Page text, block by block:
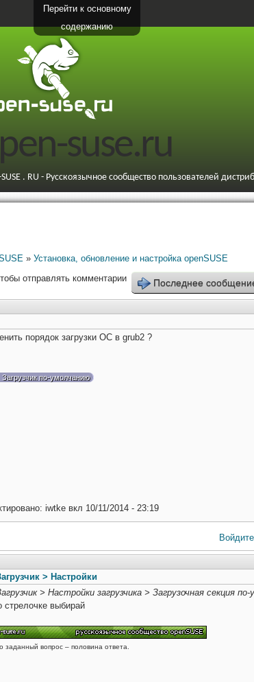
Перейти к основному
содержанию
suse.ru
. RU - Русскоязычное сообщество пользователей
» Установка, обновление и настройка openSUSE
отправлять комментарии Последнее
порядок загрузки ОС в grub2 ?
Загрузчик по-умолчанию
iwtke вкл 10/11/2014 - 23:19
Войдите
> Настройки
> Настройки загрузчика > Загрузочная секция
стрелочке выбирай
заданный вопрос – половина ответа.